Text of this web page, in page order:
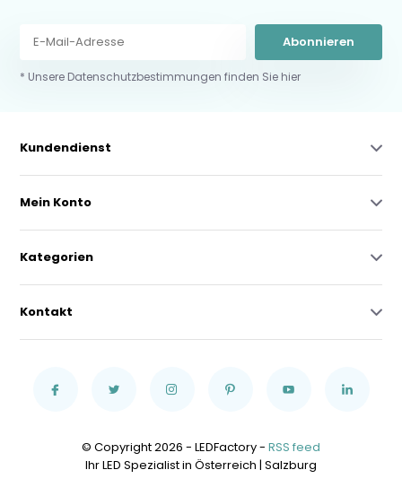
Abonnieren
* Unsere Datenschutzbestimmungen finden Sie hier
Kundendienst
Mein Konto
Kategorien
Kontakt
© Copyright 2026 - LEDFactory - RSS feed
Ihr LED Spezialist in Österreich | Salzburg